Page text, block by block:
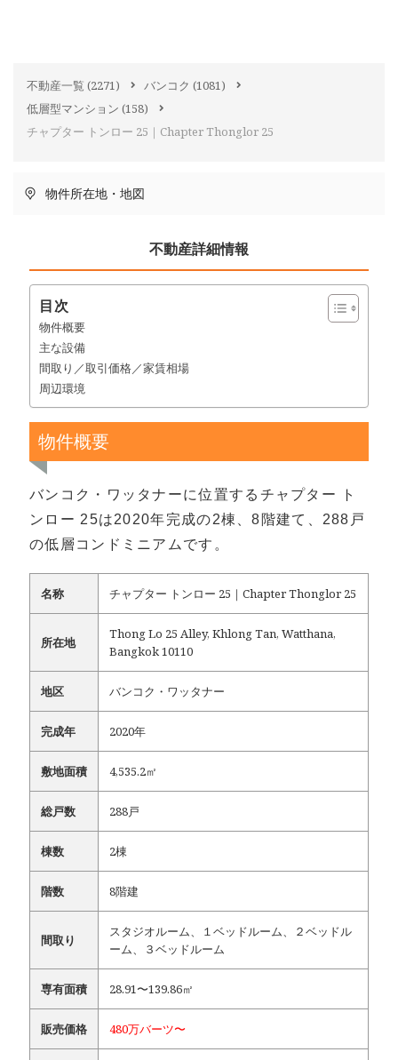
不動産一覧 (2271) バンコク (1081)
低層型マンション (158)
チャプター トンロー 25｜Chapter Thonglor 25
物件所在地・地図
不動産詳細情報
目次
物件概要
主な設備
間取り／取引価格／家賃相場
周辺環境
物件概要
バンコク・ワッタナーに位置するチャプター ト
ンロー 25は2020年完成の2棟、8階建て、288戸
の低層コンドミニアムです。
名称 チャプター トンロー 25｜Chapter Thonglor 25
所在地
Thong Lo 25 Alley, Khlong Tan, Watthana,
Bangkok 10110
地区 バンコク・ワッタナー
完成年 2020年
敷地面積 4,535.2㎡
総戸数 288戸
棟数 2棟
階数 8階建
間取り
スタジオルーム、１ベッドルーム、２ベッドル
ーム、３ベッドルーム
専有面積 28.91〜139.86㎡
販売価格 480万バーツ〜